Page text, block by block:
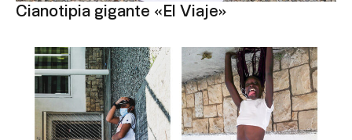
Cianotipia gigante «El Viaje»